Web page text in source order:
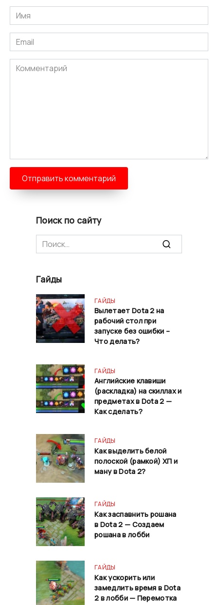
Имя
*
Email
*
Комментарий
Поиск по сайту
Search
for:
Гайды
ГАЙДЫ
Вылетает Dota 2 на
рабочий стол при
запуске без ошибки –
Что делать?
ГАЙДЫ
Английские клавиши
(раскладка) на скиллах и
предметах в Dota 2 —
Как сделать?
ГАЙДЫ
Как выделить белой
полоской (рамкой) ХП и
ману в Dota 2?
ГАЙДЫ
Как заспавнить рошана
в Dota 2 — Создаем
рошана в лобби
ГАЙДЫ
Как ускорить или
замедлить время в Dota
2 в лобби — Перемотка